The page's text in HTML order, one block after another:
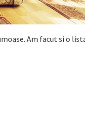
Am facut si o